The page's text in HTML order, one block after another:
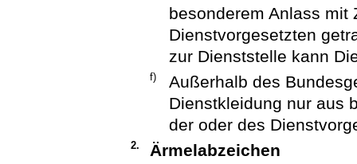
besonderem Anlass mit
Dienstvorgesetzten
zur Dienststelle kann
f)
Außerhalb des
Dienstkleidung nur aus
der oder des
2. Ärmelabzeichen